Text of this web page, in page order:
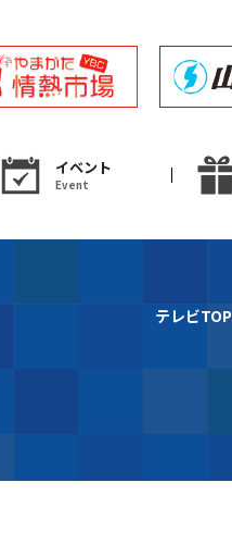
イベント
Event
テレビTOP